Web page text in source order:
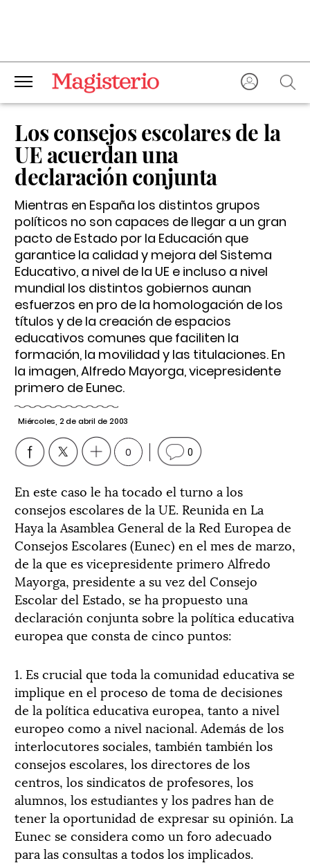
Los consejos escolares de la
UE acuerdan una
declaración conjunta
Mientras en España los distintos grupos
políticos no son capaces de llegar a un gran
pacto de Estado por la Educación que
garantice la calidad y mejora del Sistema
Educativo, a nivel de la UE e incluso a nivel
mundial los distintos gobiernos aunan
esfuerzos en pro de la homologación de los
títulos y de la creación de espacios
educativos comunes que faciliten la
formación, la movilidad y las titulaciones. En
la imagen, Alfredo Mayorga, vicepresidente
primero de Eunec.
Miércoles, 2 de abril de 2003
0 0
En este caso le ha tocado el turno a los
consejos escolares de la UE. Reunida en La
Haya la Asamblea General de la Red Europea de
Consejos Escolares (Eunec) en el mes de marzo,
de la que es vicepresidente primero Alfredo
Mayorga, presidente a su vez del Consejo
Escolar del Estado, se ha propuesto una
declaración conjunta sobre la política educativa
europea que consta de cinco puntos:
1. Es crucial que toda la comunidad educativa se
implique en el proceso de toma de decisiones
de la política educativa europea, tanto a nivel
europeo como a nivel nacional. Además de los
interlocutores sociales, también también los
consejos escolares, los directores de los
centros, los sindicatos de profesores, los
alumnos, los estudiantes y los padres han de
tener la oportunidad de expresar su opinión. La
Eunec se considera como un foro adecuado
para las consultas a todos los implicados.